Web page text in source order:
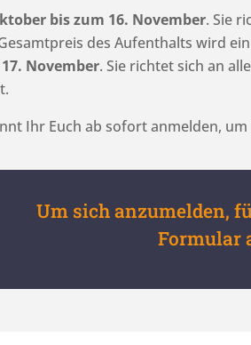
bis zum 16. November. Sie
des Aufenthalts wird
November. Sie richtet sich an
Ihr Euch ab sofort anmelden,
Um sich anzumelden,
Formular